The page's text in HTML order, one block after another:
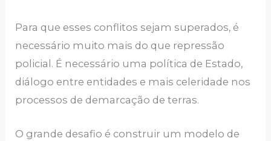
Para que esses conflitos sejam superados, é
necessário muito mais do que repressão
policial. É necessário uma política de Estado,
diálogo entre entidades e mais celeridade nos
processos de demarcação de terras.
O grande desafio é construir um modelo de